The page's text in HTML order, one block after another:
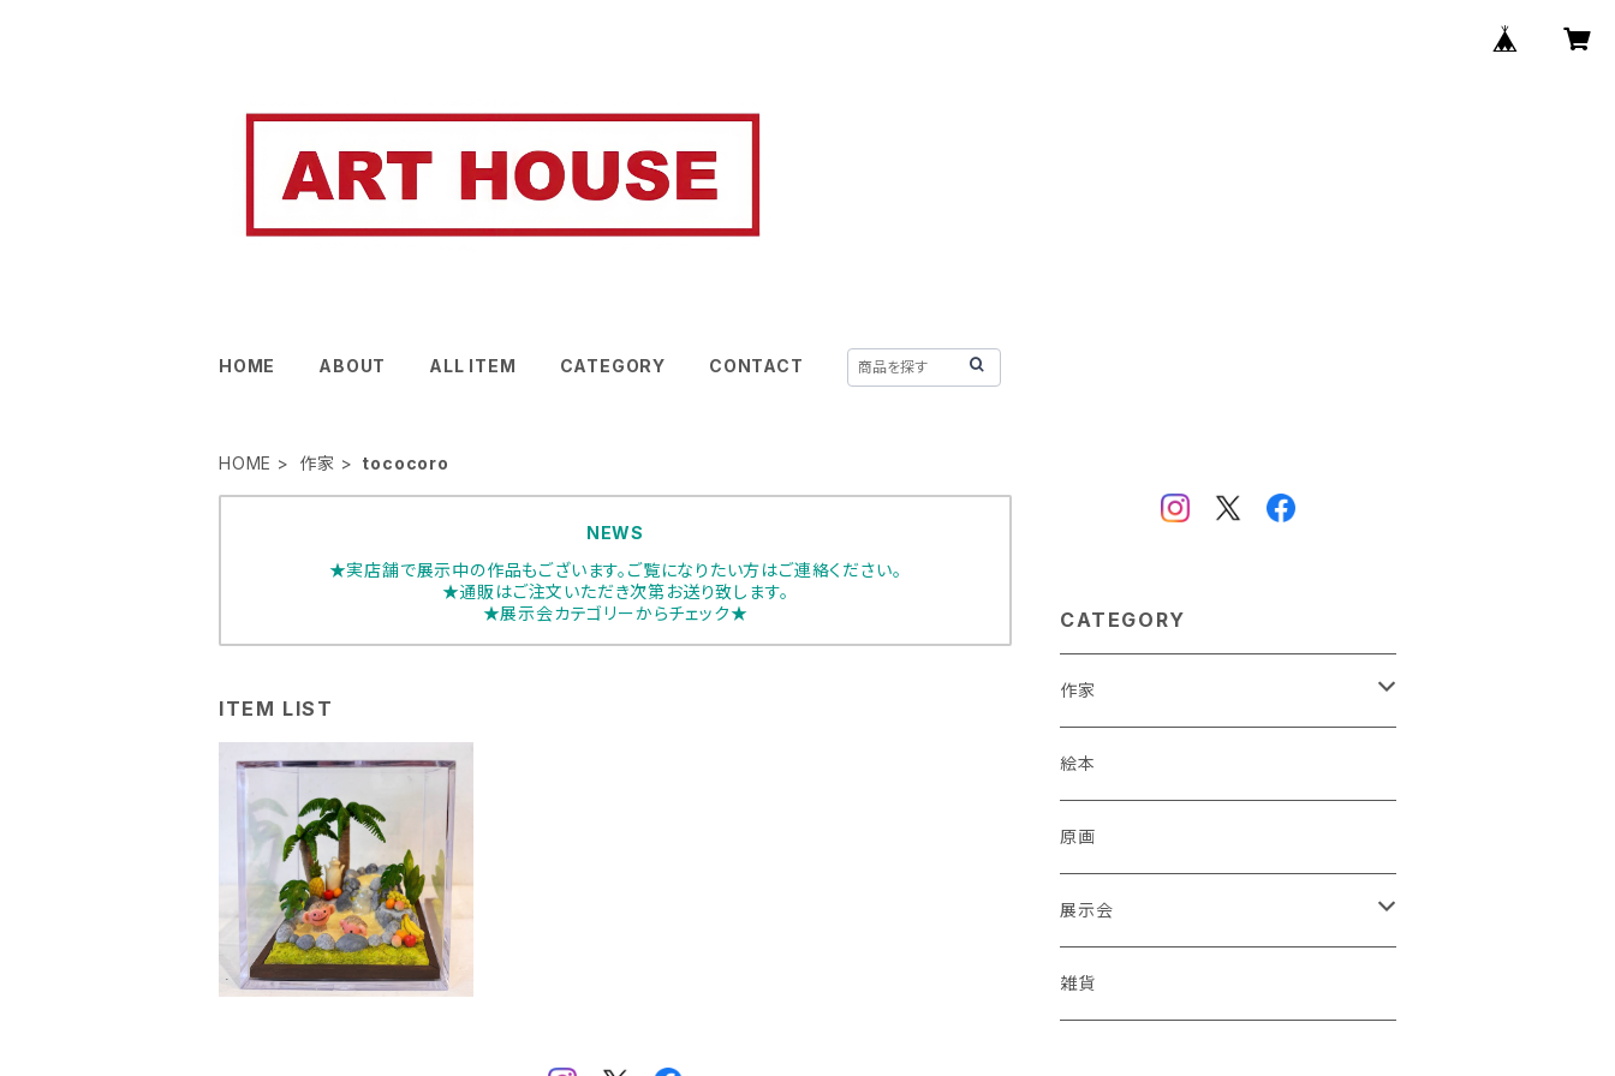
HOME ABOUT ALL ITEM CATEGORY CONTACT
HOME 作家 tococoro
NEWS
★実店舗で展示中の作品もございます。ご覧になりたい方はご連絡ください。
★通販はご注文いただき次第お送り致します。
★展示会カテゴリーからチェック★
ITEM LIST
tococoro「がぶがぶのめ
る泉」
¥7,700
CATEGORY
作家
蒼川わか
あきやまりか
ashika
足立真人
絵本
原画
展示会
Mori / Kosamu.An 「トトニョロ 初展」
雑貨